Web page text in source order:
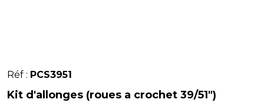
Réf : PCS3951
Kit d'allonges (roues a crochet 39/51")